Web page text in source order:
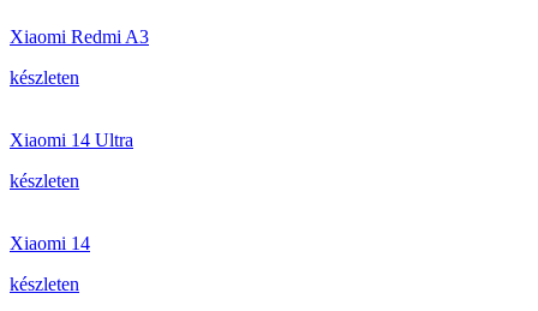
Xiaomi Redmi A3
készleten
Xiaomi 14 Ultra
készleten
Xiaomi 14
készleten